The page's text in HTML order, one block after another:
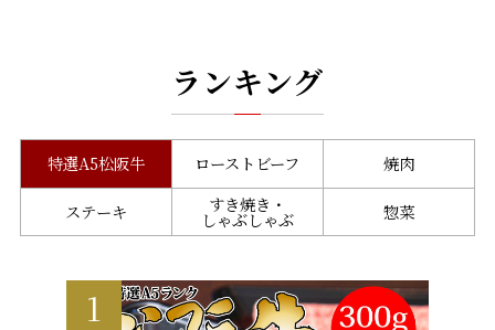
ランキング
特選A5松阪牛 ローストビーフ 焼肉
ステーキ すき焼き・
しゃぶしゃぶ 惣菜